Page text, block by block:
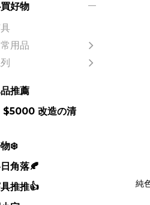
好物
用品
推薦
$5000 改造の清
❄️
角落🍂
推推👍
純